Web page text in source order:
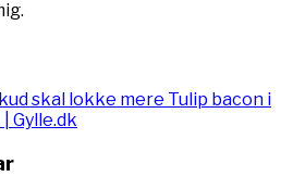
skal lokke mere Tulip bacon i
Gylle.dk